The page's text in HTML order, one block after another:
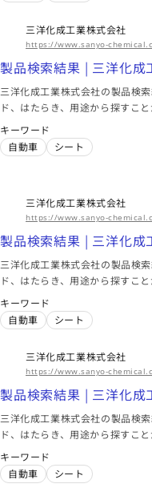
三洋化成工業株式会社
https://www.sanyo-
製品検索結果 | 三洋化成
三洋化成工業株式会社の製品検
ド、はたらき、用途から探すこと
キーワード
自動車
シート
三洋化成工業株式会社
https://www.sanyo-
製品検索結果 | 三洋化成
三洋化成工業株式会社の製品検
ド、はたらき、用途から探すこと
キーワード
自動車
シート
三洋化成工業株式会社
https://www.sanyo-
製品検索結果 | 三洋化成
三洋化成工業株式会社の製品検
ド、はたらき、用途から探すこと
キーワード
自動車
シート